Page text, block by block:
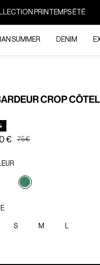
PRINTEMPS ÉTÉ
SUMMER DENIM
CROP
Prix réduit de
75 €à
€
Sélectionné
S M L